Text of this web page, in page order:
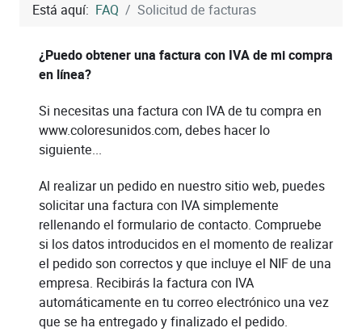
Está aquí: FAQ Solicitud de facturas
¿Puedo obtener una factura con IVA de mi compra
en línea?
Si necesitas una factura con IVA de tu compra en
www.coloresunidos.com, debes hacer lo
siguiente...
Al realizar un pedido en nuestro sitio web, puedes
solicitar una factura con IVA simplemente
rellenando el formulario de contacto. Compruebe
si los datos introducidos en el momento de realizar
el pedido son correctos y que incluye el NIF de una
empresa. Recibirás la factura con IVA
automáticamente en tu correo electrónico una vez
que se ha entregado y finalizado el pedido.